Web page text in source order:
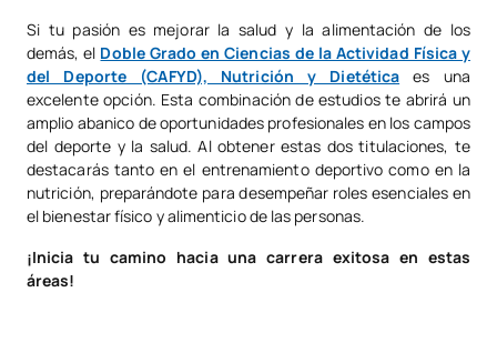
Si tu pasión es mejorar la salud y la alimentación de los
demás, el Doble Grado en Ciencias de la Actividad Física y
del Deporte (CAFYD), Nutrición y Dietética es una
excelente opción. Esta combinación de estudios te abrirá un
amplio abanico de oportunidades profesionales en los campos
del deporte y la salud. Al obtener estas dos titulaciones, te
destacarás tanto en el entrenamiento deportivo como en la
nutrición, preparándote para desempeñar roles esenciales en
el bienestar físico y alimenticio de las personas.
¡Inicia tu camino hacia una carrera exitosa en estas
áreas!